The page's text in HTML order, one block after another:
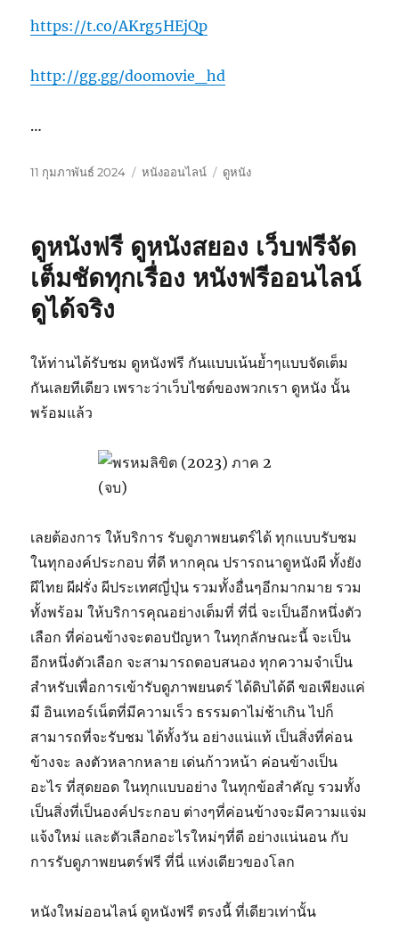
https://t.co/AKrg5HEjQp
http://gg.gg/doomovie_hd
…
เขียน
11 กุมภาพันธ์ 2024
หมวด
หนังออนไลน์
ป้าย
ดูหนัง
ดูหนังฟรี ดูหนังสยอง เว็บฟรีจัด
เต็มชัดทุกเรื่อง หนังฟรีออนไลน์
ดูได้จริง
ให้ท่านได้รับชม ดูหนังฟรี กันแบบเน้นย้ำๆแบบจัดเต็ม
กันเลยทีเดียว เพราะว่าเว็บไซต์ของพวกเรา ดูหนัง นั้น
พร้อมแล้ว
เลยต้องการ ให้บริการ รับดูภาพยนตร์ได้ ทุกแบบรับชม
ในทุกองค์ประกอบ ที่ดี หากคุณ ปรารถนาดูหนังผี ทั้งยัง
ผีไทย ผีฝรั่ง ผีประเทศญี่ปุ่น รวมทั้งอื่นๆอีกมากมาย รวม
ทั้งพร้อม ให้บริการคุณอย่างเต็มที่ ที่นี่ จะเป็นอีกหนึ่งตัว
เลือก ที่ค่อนข้างจะตอบปัญหา ในทุกลักษณะนี้ จะเป็น
อีกหนึ่งตัวเลือก จะสามารถตอบสนอง ทุกความจำเป็น
สำหรับเพื่อการเข้ารับดูภาพยนตร์ ได้ดิบได้ดี ขอเพียงแค่
มี อินเทอร์เน็ตที่มีความเร็ว ธรรมดาไม่ช้าเกิน ไปก็
สามารถที่จะรับชม ได้ทั้งวัน อย่างแน่แท้ เป็นสิ่งที่ค่อน
ข้างจะ ลงตัวหลากหลาย เด่นก้าวหน้า ค่อนข้างเป็น
อะไร ที่สุดยอด ในทุกแบบอย่าง ในทุกข้อสำคัญ รวมทั้ง
เป็นสิ่งที่เป็นองค์ประกอบ ต่างๆที่ค่อนข้างจะมีความแจ่ม
แจ้งใหม่ และตัวเลือกอะไรใหม่ๆที่ดี อย่างแน่นอน กับ
การรับดูภาพยนตร์ฟรี ที่นี่ แห่งเดียวของโลก
หนังใหม่ออนไลน์ ดูหนังฟรี ตรงนี้ ที่เดียวเท่านั้น